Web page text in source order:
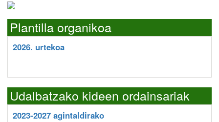
Plantilla organikoa
2026. urtekoa
Udalbatzako kideen ordainsariak
2023-2027 agintaldirako